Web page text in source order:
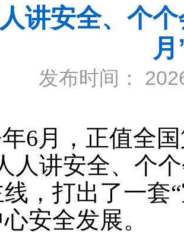
讲安全、个
发布时间：
6月，正值全
人讲安全、个
，打出了一套
安全发展。